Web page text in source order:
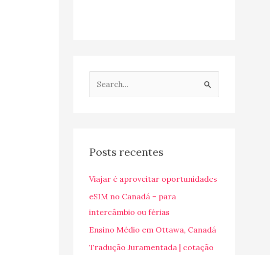
u
s
a
r
p
o
Posts recentes
Viajar é aproveitar oportunidades
eSIM no Canadá – para
intercâmbio ou férias
Ensino Médio em Ottawa, Canadá
Tradução Juramentada | cotação